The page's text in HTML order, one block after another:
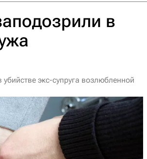
в
экс-супруга возлюбленной